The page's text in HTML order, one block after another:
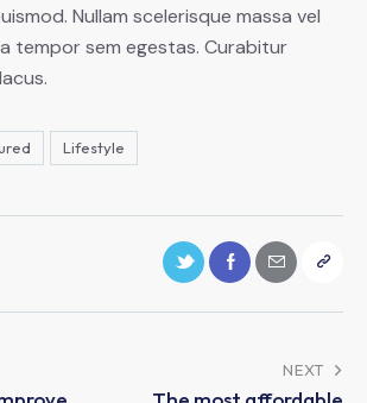
Nullam scelerisque massa vel
tempor sem egestas. Curabitur
Lifestyle
NEXT